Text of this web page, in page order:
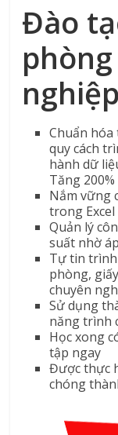
Đào
nghiệp
Chuẩn
quy cách
hành dữ
Tăng
Nắm vững
trong
Quản lý
suất nhờ
Tự tin trình
phòng,
chuyên
Sử dụng
năng trình
Học xong
tập ngay
Được thực
chóng